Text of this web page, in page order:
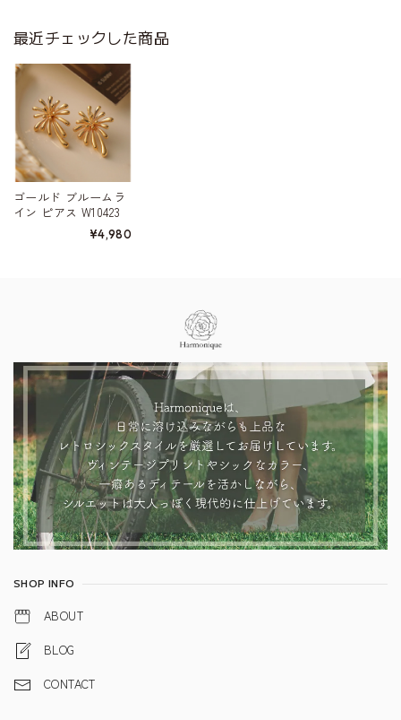
最近チェックした商品
ゴールド ブルームラ
イン ピアス W10423
¥4,980
SHOP INFO
ABOUT
BLOG
CONTACT